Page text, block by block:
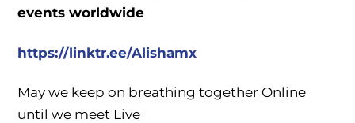
events worldwide
https://linktr.ee/Alishamx
May we keep on breathing together Online
until we meet Live